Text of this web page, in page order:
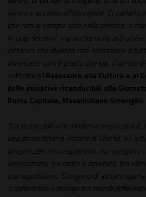
lavoro e accesso all'istruzione. Ci parlano
che non si compie solo nella politica, o
in quei decenni, ma anche nelle arti
pittorico che diventa così accessibile a
diventare, com'è giusto che sia, il diritto
sottolinea l'Assessore alla Cultura e al
delle iniziative riconducibili alla
Roma Capitale, Massimiliano Smeriglio.
"La storia dell'arte moderna messicana è,
una straordinaria lezione di libertà. Gli
lungo il percorso espositivo non scelgono
innovazione, tra radici e apertura, tra
cosmopolitismo. Scelgono di abitare
Trasformano il dialogo tra mondi